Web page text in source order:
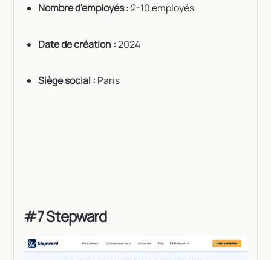
Nombre d'employés :2-10 employés
Date de création :2024
Siège social : Paris
#7 Stepward